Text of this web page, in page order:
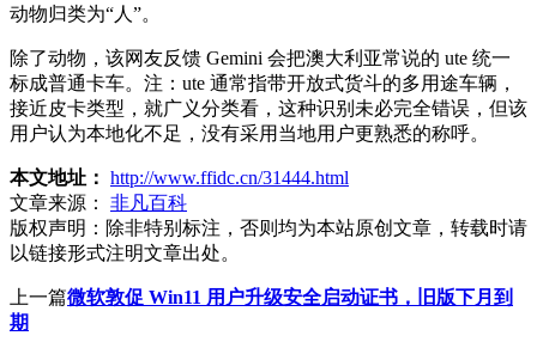
动物归类为“人”。
除了动物，该网友反馈 Gemini 会把澳大利亚常说的 ute 统一
标成普通卡车。注：ute 通常指带开放式货斗的多用途车辆，
接近皮卡类型，就广义分类看，这种识别未必完全错误，但该
用户认为本地化不足，没有采用当地用户更熟悉的称呼。
本文地址： http://www.ffidc.cn/31444.html
文章来源：
非凡百科
版权声明： 除非特别标注，否则均为本站原创文章，转载时请
以链接形式注明文章出处。
上一篇微软敦促 Win11 用户升级安全启动证书，旧版下月到
期